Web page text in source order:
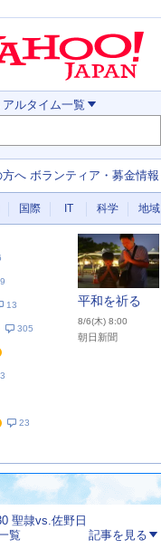
アルタイム一覧
へ ボランティア・募金情報
国際 IT 科学 地域
13
305
23
平和を祈る
8/6(木) 8:00
朝日新聞
聖隷vs.佐野日
覧 記事を見る